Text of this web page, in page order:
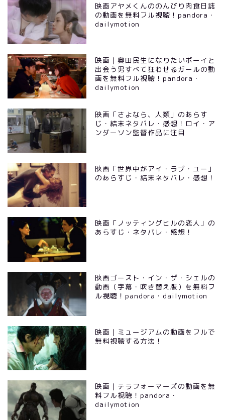
映画アヤメくんののんびり肉食日誌
の動画を無料フル視聴！pandora・
dailymotion
映画｜奥田民生になりたいボーイと
出会う男すべて狂わせるガールの動
画を無料フル視聴！pandora・
dailymotion
映画「さよなら、人類」のあらす
じ・結末ネタバレ・感想！ロイ・ア
ンダーソン監督作品に注目
映画「世界中がアイ・ラブ・ユー」
のあらすじ・結末ネタバレ・感想！
映画「ノッティングヒルの恋人」の
あらすじ・ネタバレ・感想！
映画ゴースト・イン・ザ・シェルの
動画（字幕・吹き替え版）を無料フ
ル視聴！pandora・dailymotion
映画｜ミュージアムの動画をフルで
無料視聴する方法！
映画｜テラフォーマーズの動画を無
料フル視聴！pandora・
dailymotion